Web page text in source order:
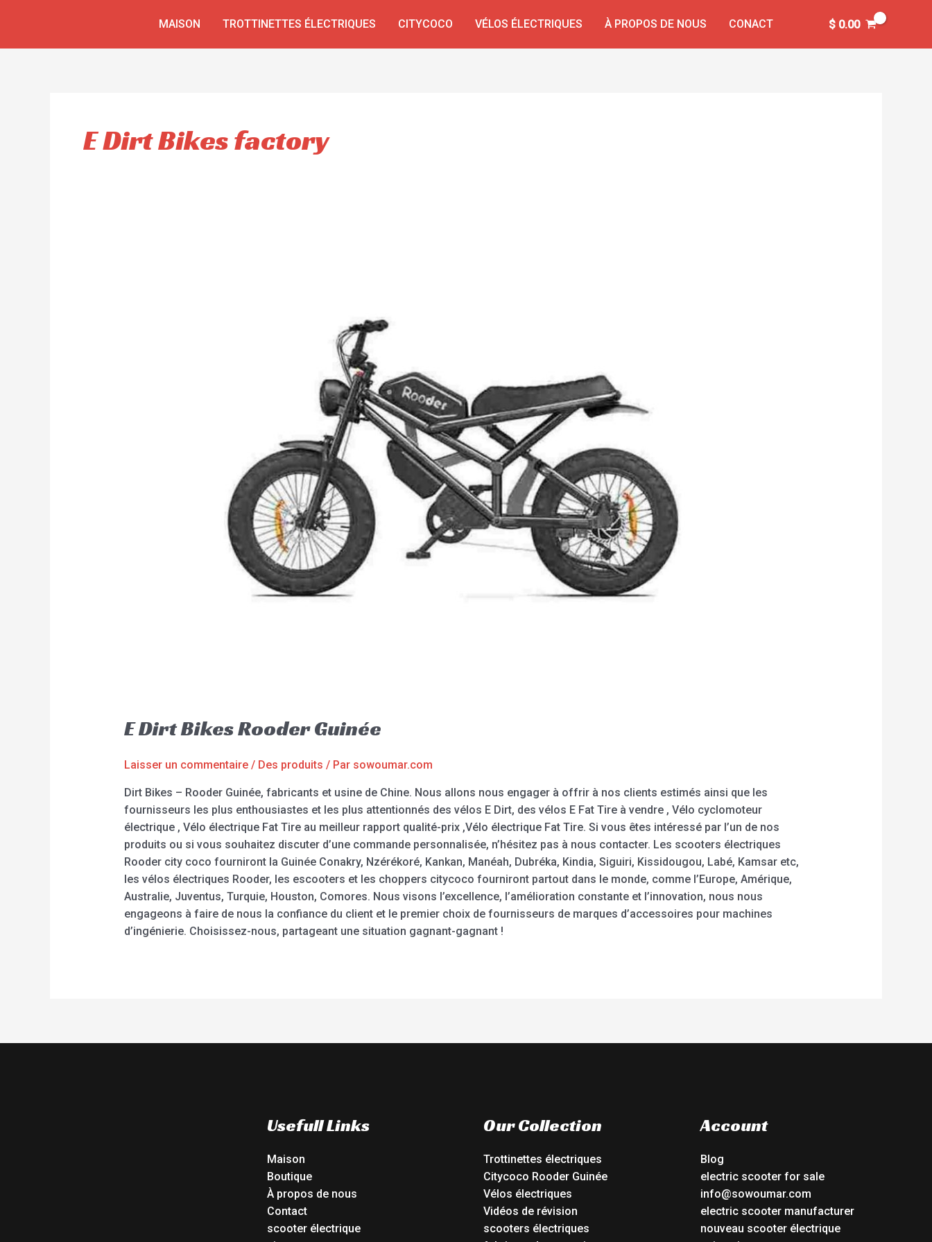
MAISON TROTTINETTES ÉLECTRIQUES CITYCOCO VÉLOS ÉLECTRIQUES À PROPOS DE NOUS CONACT $0.00
E Dirt Bikes factory
E Dirt Bikes Rooder Guinée
Laisser un commentaire / Des produits / Par sowoumar.com
Dirt Bikes – Rooder Guinée, fabricants et usine de Chine. Nous allons nous engager à offrir à nos clients estimés ainsi que les
fournisseurs les plus enthousiastes et les plus attentionnés des vélos E Dirt, des vélos E Fat Tire à vendre , Vélo cyclomoteur
électrique , Vélo électrique Fat Tire au meilleur rapport qualité-prix ,Vélo électrique Fat Tire. Si vous êtes intéressé par l’un de nos
produits ou si vous souhaitez discuter d’une commande personnalisée, n’hésitez pas à nous contacter. Les scooters électriques
Rooder city coco fourniront la Guinée Conakry, Nzérékoré, Kankan, Manéah, Dubréka, Kindia, Siguiri, Kissidougou, Labé, Kamsar etc,
les vélos électriques Rooder, les escooters et les choppers citycoco fourniront partout dans le monde, comme l’Europe, Amérique,
Australie, Juventus, Turquie, Houston, Comores. Nous visons l’excellence, l’amélioration constante et l’innovation, nous nous
engageons à faire de nous la confiance du client et le premier choix de fournisseurs de marques d’accessoires pour machines
d’ingénierie. Choisissez-nous, partageant une situation gagnant-gagnant !
Usefull Links
Maison
Boutique
À propos de nous
Contact
scooter électrique
Our Collection
Trottinettes électriques
Citycoco Rooder Guinée
Vélos électriques
Vidéos de révision
scooters électriques
Account
Blog
electric scooter for sale
info@sowoumar.com
electric scooter manufacturer
nouveau scooter électrique